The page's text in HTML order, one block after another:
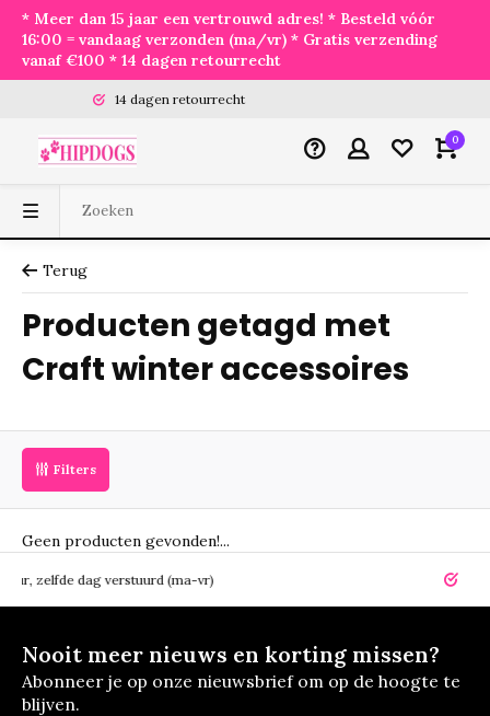
* Meer dan 15 jaar een vertrouwd adres! * Besteld vóór
16:00 = vandaag verzonden (ma/vr) * Gratis verzending
vanaf €100 * 14 dagen retourrecht
14 dagen retourrecht
0
Terug
Producten getagd met
Craft winter accessoires
Filters
Geen producten gevonden!...
dag verstuurd (ma-vr) 14 dagen
Nooit meer nieuws en korting missen?
Abonneer je op onze nieuwsbrief om op de hoogte te
blijven.